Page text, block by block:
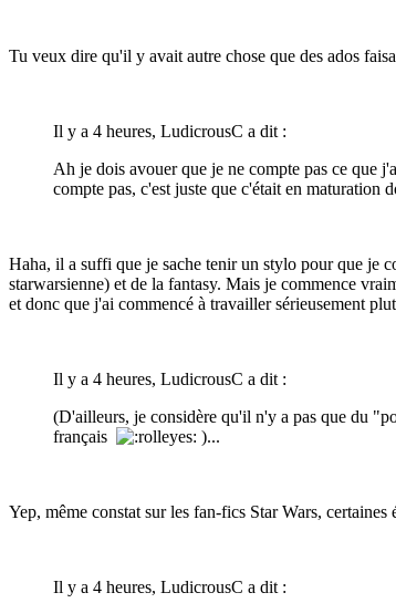
Tu veux dire qu'il y avait autre chose que des ados
Il y a 4 heures, LudicrousC a dit :
Ah je dois avouer que je ne compte pas ce que
compte pas, c'est juste que c'était en maturation
Haha, il a suffi que je sache tenir un stylo pour que je
starwarsienne) et de la fantasy. Mais je commence
et donc que j'ai commencé à travailler sérieusement
Il y a 4 heures, LudicrousC a dit :
(D'ailleurs, je considère qu'il n'y a pas que du
français
)...
Yep, même constat sur les fan-fics Star Wars,
Il y a 4 heures, LudicrousC a dit :